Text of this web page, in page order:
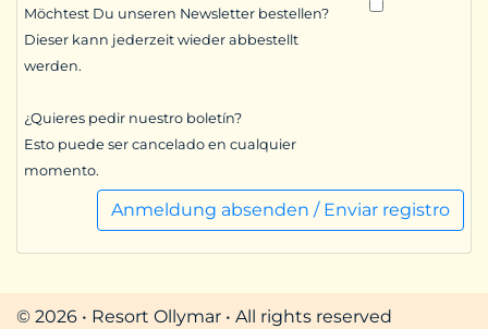
Möchtest Du unseren Newsletter bestellen?
Dieser kann jederzeit wieder abbestellt
werden.
¿Quieres pedir nuestro boletín?
Esto puede ser cancelado en cualquier
momento.
Anmeldung absenden / Enviar registro
© 2026 • Resort Ollymar • All rights reserved